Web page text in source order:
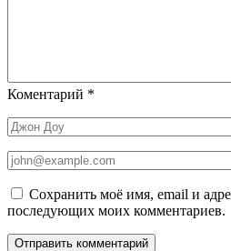
Коментарий *
Сохранить моё имя, email и
последующих моих комментариев.